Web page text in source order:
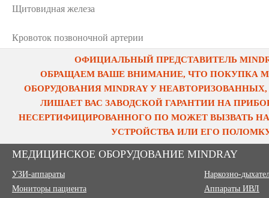
Щитовидная железа
Кровоток позвоночной артерии
ОФИЦИАЛЬНЫЙ ПРЕДСТАВИТЕЛЬ
ОБРАЩАЕМ ВАШЕ ВНИМАНИЕ, ЧТО ПОКУПКА
ОБОРУДОВАНИЯ MINDRAY У
ЛИШАЕТ ВАС ЗАВОДСКОЙ ГАРАНТИИ НА
НЕСЕРТИФИЦИРОВАННОГО ПО МОЖЕТ ВЫЗВАТЬ
УСТРОЙСТВА ИЛИ ЕГО
МЕДИЦИНСКОЕ ОБОРУДОВАНИЕ MINDRAY
УЗИ-аппараты
Мониторы пациента
Наркозно-
Аппараты ИВЛ